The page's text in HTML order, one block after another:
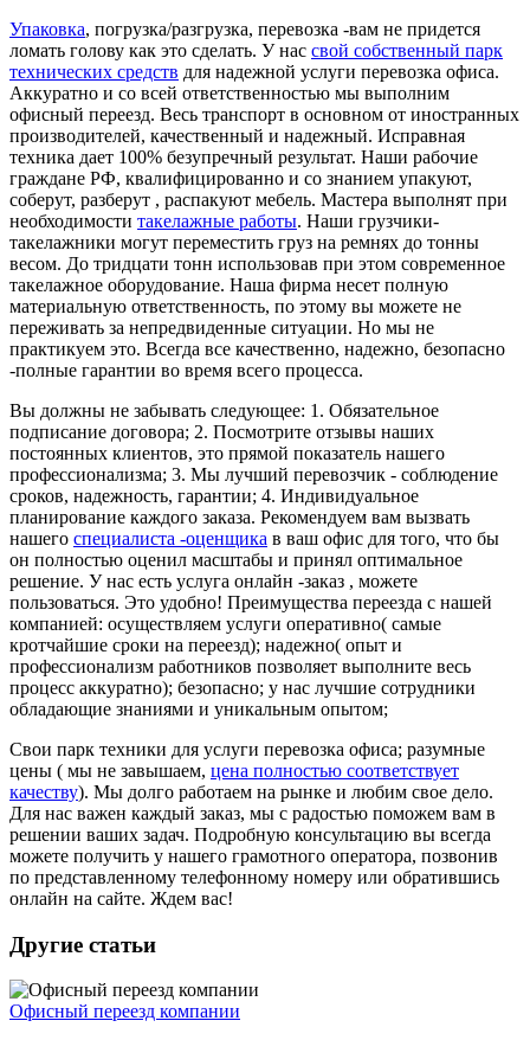
Упаковка, погрузка/разгрузка, перевозка -вам не придется
ломать голову как это сделать. У нас свой собственный парк
технических средств для надежной услуги перевозка офиса.
Аккуратно и со всей ответственностью мы выполним
офисный переезд. Весь транспорт в основном от иностранных
производителей, качественный и надежный. Исправная
техника дает 100% безупречный результат. Наши рабочие
граждане РФ, квалифицированно и со знанием упакуют,
соберут, разберут , распакуют мебель. Мастера выполнят при
необходимости такелажные работы. Наши грузчики-
такелажники могут переместить груз на ремнях до тонны
весом. До тридцати тонн использовав при этом современное
такелажное оборудование. Наша фирма несет полную
материальную ответственность, по этому вы можете не
переживать за непредвиденные ситуации. Но мы не
практикуем это. Всегда все качественно, надежно, безопасно
-полные гарантии во время всего процесса.
Вы должны не забывать следующее: 1. Обязательное
подписание договора; 2. Посмотрите отзывы наших
постоянных клиентов, это прямой показатель нашего
профессионализма; 3. Мы лучший перевозчик - соблюдение
сроков, надежность, гарантии; 4. Индивидуальное
планирование каждого заказа. Рекомендуем вам вызвать
нашего специалиста -оценщика в ваш офис для того, что бы
он полностью оценил масштабы и принял оптимальное
решение. У нас есть услуга онлайн -заказ , можете
пользоваться. Это удобно! Преимущества переезда с нашей
компанией: осуществляем услуги оперативно( самые
кротчайшие сроки на переезд); надежно( опыт и
профессионализм работников позволяет выполните весь
процесс аккуратно); безопасно; у нас лучшие сотрудники
обладающие знаниями и уникальным опытом;
Свои парк техники для услуги перевозка офиса; разумные
цены ( мы не завышаем, цена полностью соответствует
качеству). Мы долго работаем на рынке и любим свое дело.
Для нас важен каждый заказ, мы с радостью поможем вам в
решении ваших задач. Подробную консультацию вы всегда
можете получить у нашего грамотного оператора, позвонив
по представленному телефонному номеру или обратившись
онлайн на сайте. Ждем вас!
Другие статьи
Офисный переезд компании